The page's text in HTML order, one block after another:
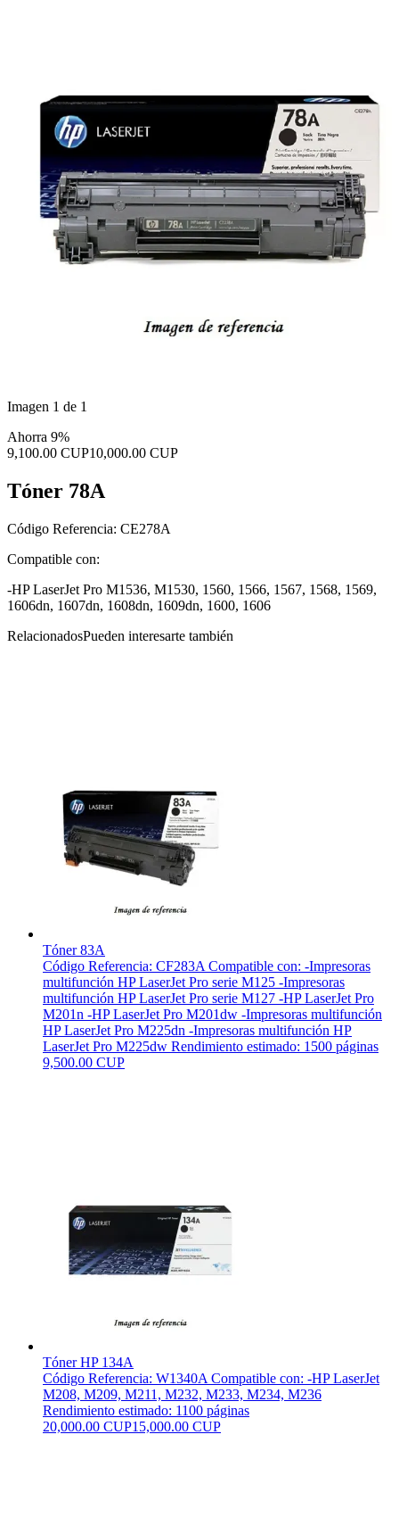
Imagen 1 de 1
Ahorra 9%
9,100.00 CUP10,000.00 CUP
Tóner 78A
Código Referencia: CE278A
Compatible con:
-HP LaserJet Pro M1536, M1530, 1560, 1566, 1567, 1568, 1569,
1606dn, 1607dn, 1608dn, 1609dn, 1600, 1606
RelacionadosPueden interesarte también
Tóner 83A
Código Referencia: CF283A Compatible con: -Impresoras
multifunción HP LaserJet Pro serie M125 -Impresoras
multifunción HP LaserJet Pro serie M127 -HP LaserJet Pro
M201n -HP LaserJet Pro M201dw -Impresoras multifunción
HP LaserJet Pro M225dn -Impresoras multifunción HP
LaserJet Pro M225dw Rendimiento estimado: 1500 páginas
9,500.00 CUP
Tóner HP 134A
Código Referencia: W1340A Compatible con: -HP LaserJet
M208, M209, M211, M232, M233, M234, M236
Rendimiento estimado: 1100 páginas
20,000.00 CUP15,000.00 CUP